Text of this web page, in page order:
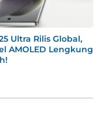
Ultra Rilis Global,
AMOLED Lengkung